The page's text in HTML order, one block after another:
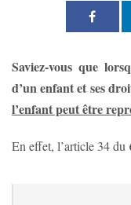
Saviez-vous que
d’un enfant et ses
l’enfant peut être
En effet, l’article 34 du